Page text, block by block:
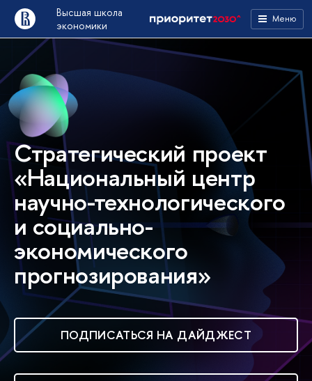
Высшая школа
экономики
Меню
Стратегический проект
«Национальный центр
научно-технологического
и социально-
экономического
прогнозирования»
ПОДПИСАТЬСЯ НА ДАЙДЖЕСТ